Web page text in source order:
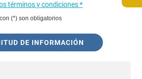
términos y condiciones *
(*) son obligatorios
DE INFORMACIÓN